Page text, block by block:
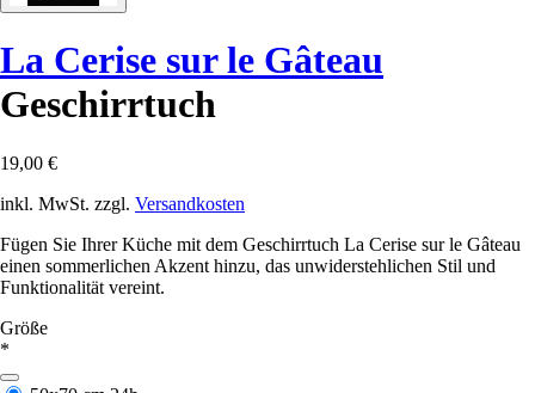
La Cerise sur le Gâteau
Geschirrtuch
19,00 €
inkl. MwSt. zzgl. Versandkosten
Fügen Sie Ihrer Küche mit dem Geschirrtuch La Cerise sur le Gâteau
einen sommerlichen Akzent hinzu, das unwiderstehlichen Stil und
Funktionalität vereint.
Größe
*